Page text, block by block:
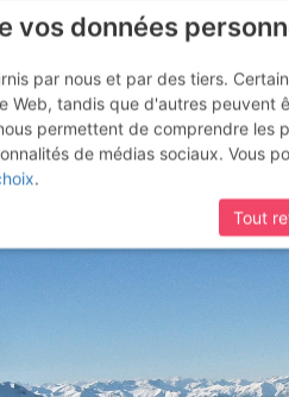
la station de
vos données
par nous et par des tiers.
Web, tandis que d'autres peuvent
permettent de comprendre les
de médias sociaux. Vous
.
Tout